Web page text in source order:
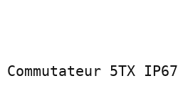
5TX IP67,